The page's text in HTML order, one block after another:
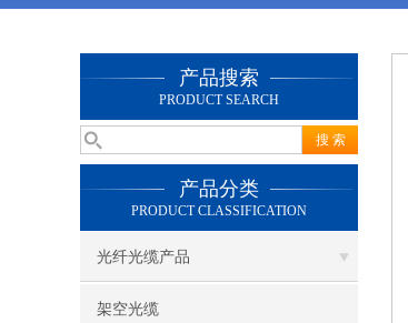
产品搜索
PRODUCT SEARCH
产品分类
PRODUCT CLASSIFICATION
光纤光缆产品
架空光缆